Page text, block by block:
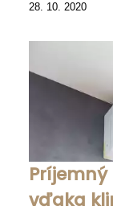
28. 10. 2020
vďaka